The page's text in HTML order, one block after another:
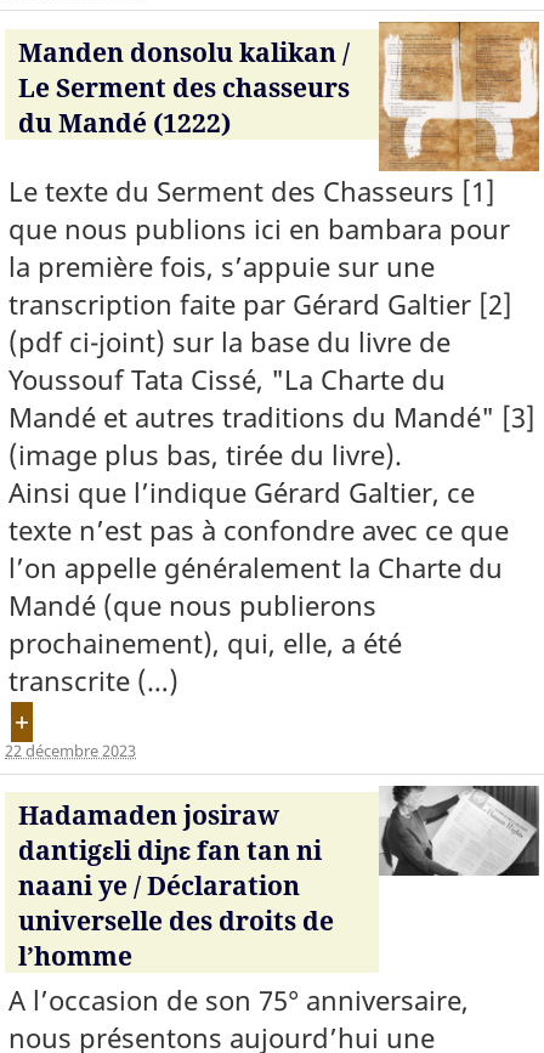
Manden donsolu kalikan /
Le Serment des chasseurs
du Mandé (1222)
Le texte du Serment des Chasseurs [1]
que nous publions ici en bambara pour
la première fois, s’appuie sur une
transcription faite par Gérard Galtier [2]
(pdf ci-joint) sur la base du livre de
Youssouf Tata Cissé, "La Charte du
Mandé et autres traditions du Mandé" [3]
(image plus bas, tirée du livre).
Ainsi que l’indique Gérard Galtier, ce
texte n’est pas à confondre avec ce que
l’on appelle généralement la Charte du
Mandé (que nous publierons
prochainement), qui, elle, a été
transcrite (…)
+
22 décembre 2023
Hadamaden josiraw
dantigɛli diɲɛ fan tan ni
naani ye / Déclaration
universelle des droits de
l’homme
A l’occasion de son 75° anniversaire,
nous présentons aujourd’hui une